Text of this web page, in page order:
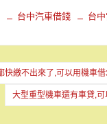
台中汽車借錢 台
快繳不出來了,可以用機車
大型重型機車還有車貸,